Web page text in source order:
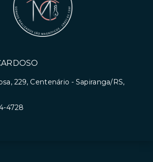
229, Centenário - Sapiranga/RS,
4728